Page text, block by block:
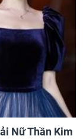
Nữ Thần Kim